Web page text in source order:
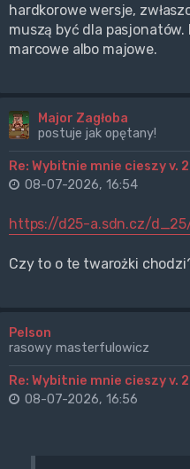
hardkorowe wersje,
muszą być dla
marcowe albo majowe.
Major Zagłoba
postuje jak opętany!
Re: Wybitnie mnie cieszy v. 2
08-07-2026, 16:54
https://d25-a.sdn.cz/
Czy to o te twarożki
Pelson
rasowy masterfulowicz
Re: Wybitnie mnie cieszy v. 2
08-07-2026, 16:56